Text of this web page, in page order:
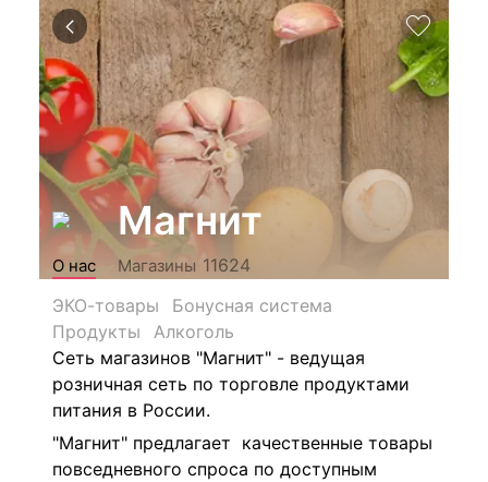
Магнит
О нас Магазины 11624
ЭКО-товары
Бонусная система
Продукты
Алкоголь
Сеть магазинов "Магнит" - ведущая
розничная сеть по торговле продуктами
питания в России.
"Магнит" предлагает качественные товары
повседневного спроса по доступным